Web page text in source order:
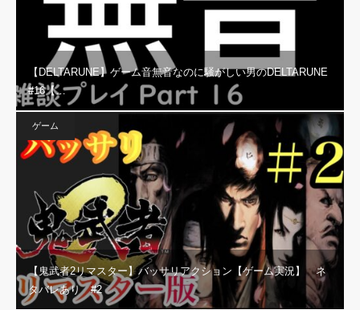
【DELTARUNE】ゲーム音無音なのに騒がしい男のDELTARUNE
#16【…
ゲーム
【鬼武者2リマスター】バッサリアクション【ゲーム実況】 ネ
タバレあり #2